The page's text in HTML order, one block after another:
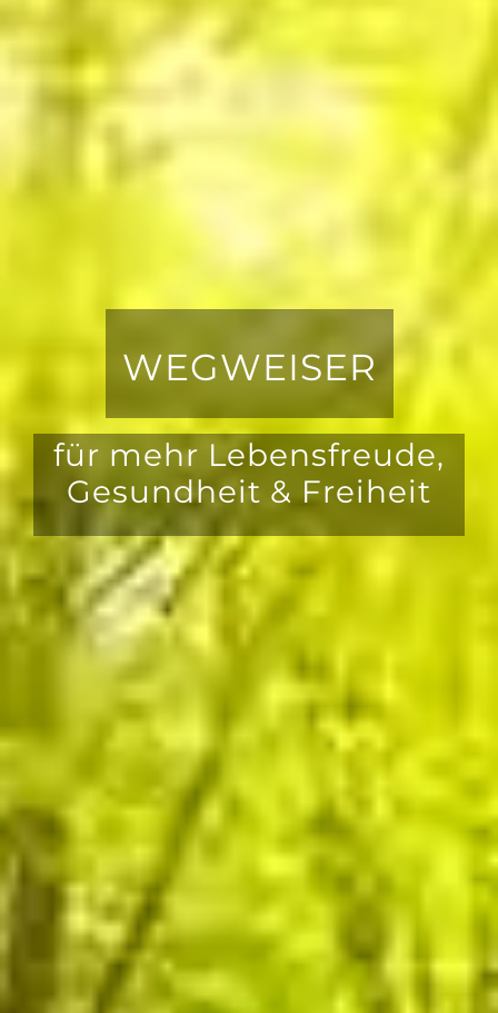
WEGWEISER
für mehr Lebensfreude,
Gesundheit & Freiheit